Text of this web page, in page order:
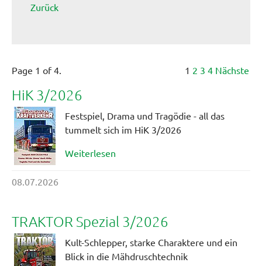
Zurück
Page 1 of 4. 1 2 3 4 Nächste
HiK 3/2026
Festspiel, Drama und Tragödie - all das
tummelt sich im HiK 3/2026
Weiterlesen
08.07.2026
TRAKTOR Spezial 3/2026
Kult-Schlepper, starke Charaktere und ein
Blick in die Mähdruschtechnik